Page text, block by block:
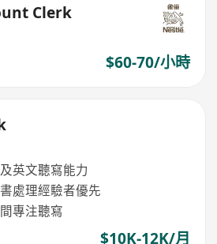
Clerk
$60-70/小時
英文聽寫能力
處理經驗者優先
專注聽寫
$10K-12K/月